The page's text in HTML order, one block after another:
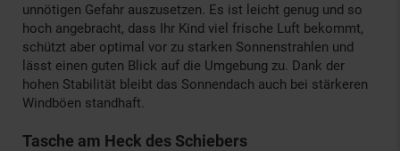
unnötigen Gefahr auszusetzen. Es ist leicht genug und so
hoch angebracht, dass Ihr Kind viel frische Luft bekommt,
schützt aber optimal vor zu starken Sonnenstrahlen und
lässt einen guten Blick auf die Umgebung zu. Dank der
hohen Stabilität bleibt das Sonnendach auch bei stärkeren
Windböen standhaft.
Tasche am Heck des Schiebers